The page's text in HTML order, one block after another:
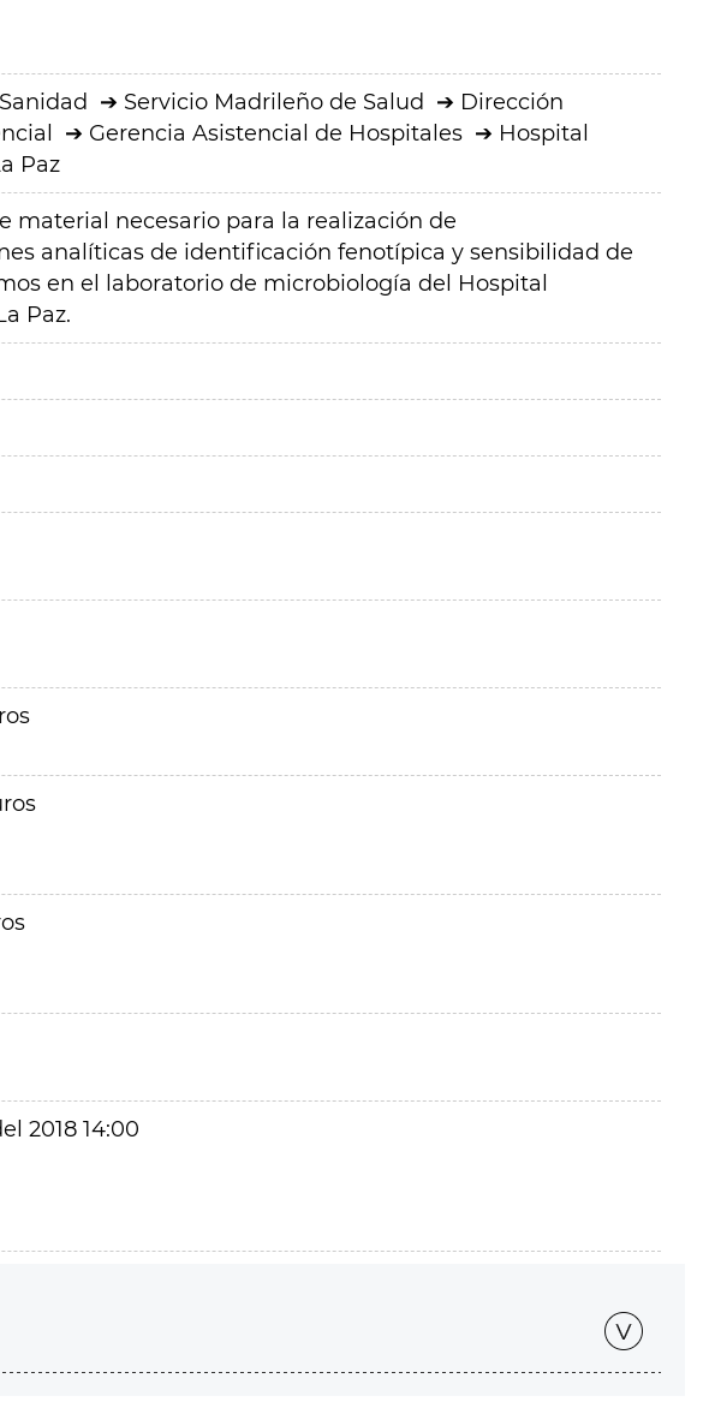
Servicio Madrileño de Salud
Dirección
Gerencia Asistencial de Hospitales
Hospital
Paz
material necesario para la realización de
analíticas de identificación fenotípica y sensibilidad de
en el laboratorio de microbiología del Hospital
Paz.
2018 14:00